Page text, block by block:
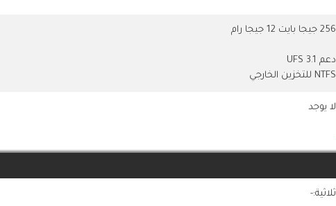
256 جيجا بايت 12 جيجا رام
دعم UFS 3.1
NTFS للتخزين الخارجي
لا يوجد
ثلاثية:-